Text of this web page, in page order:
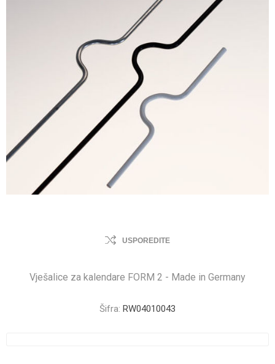
USPOREDITE
Vješalice za kalendare FORM 2 - Made in Germany
Šifra: RW04010043